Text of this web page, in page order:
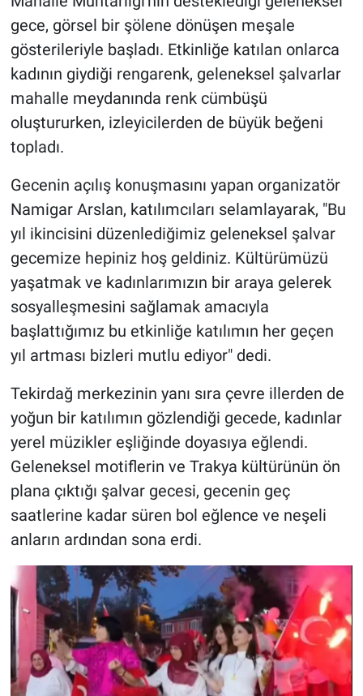
gece, görsel bir şölene dönüşen meşale
gösterileriyle başladı. Etkinliğe katılan onlarca
kadının giydiği rengarenk, geleneksel şalvarlar
mahalle meydanında renk cümbüşü
oluştururken, izleyicilerden de büyük beğeni
topladı.
​Gecenin açılış konuşmasını yapan organizatör
Namigar Arslan, katılımcıları selamlayarak, "Bu
yıl ikincisini düzenlediğimiz geleneksel şalvar
gecemize hepiniz hoş geldiniz. Kültürümüzü
yaşatmak ve kadınlarımızın bir araya gelerek
sosyalleşmesini sağlamak amacıyla
başlattığımız bu etkinliğe katılımın her geçen
yıl artması bizleri mutlu ediyor" dedi.
​Tekirdağ merkezinin yanı sıra çevre illerden de
yoğun bir katılımın gözlendiği gecede, kadınlar
yerel müzikler eşliğinde doyasıya eğlendi.
Geleneksel motiflerin ve Trakya kültürünün ön
plana çıktığı şalvar gecesi, gecenin geç
saatlerine kadar süren bol eğlence ve neşeli
anların ardından sona erdi.